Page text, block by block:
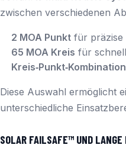
zwischen verschiedenen
2 MOA Punkt für präzise
65 MOA Kreis für
Kreis‑Punkt‑Kombination
Diese Auswahl ermöglicht
unterschiedliche
SOLAR FAILSAFE™ UND